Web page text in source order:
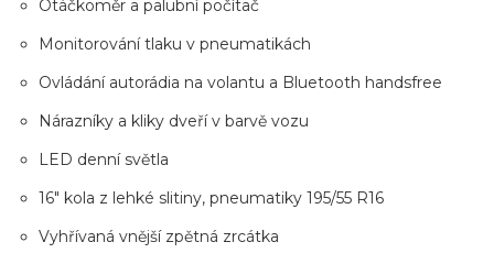
Otáčkoměr a palubní počítač
Monitorování tlaku v pneumatikách
Ovládání autorádia na volantu a Bluetooth handsfree
Nárazníky a kliky dveří v barvě vozu
LED denní světla
16" kola z lehké slitiny, pneumatiky 195/55 R16
Vyhřívaná vnější zpětná zrcátka